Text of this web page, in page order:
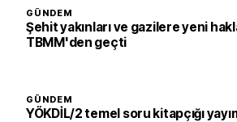
GÜNDEM
Şehit yakınları ve gazilere yeni
TBMM'den geçti
GÜNDEM
YÖKDİL/2 temel soru kitapçığı